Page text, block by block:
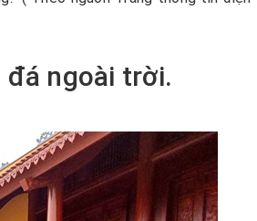
ngoài trời.